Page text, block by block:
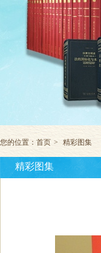
您的位置： 首页 > 精彩图集
精彩图集